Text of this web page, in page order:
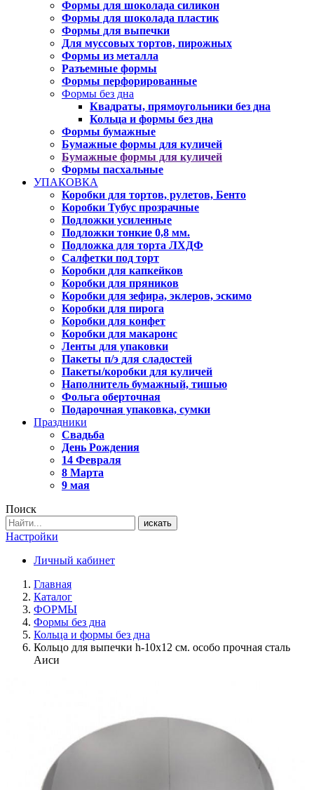
Формы для шоколада силикон
Формы для шоколада пластик
Формы для выпечки
Для муссовых тортов, пирожных
Формы из металла
Разъемные формы
Формы перфорированные
Формы без дна
Квадраты, прямоугольники без дна
Кольца и формы без дна
Формы бумажные
Бумажные формы для куличей
Бумажные формы для куличей
Формы пасхальные
УПАКОВКА
Коробки для тортов, рулетов, Бенто
Коробки Тубус прозрачные
Подложки усиленные
Подложки тонкие 0,8 мм.
Подложка для торта ЛХДФ
Салфетки под торт
Коробки для капкейков
Коробки для пряников
Коробки для зефира, эклеров, эскимо
Коробки для пирога
Коробки для конфет
Коробки для макаронс
Ленты для упаковки
Пакеты п/э для сладостей
Пакеты/коробки для куличей
Наполнитель бумажный, тишью
Фольга оберточная
Подарочная упаковка, сумки
Праздники
Свадьба
День Рождения
14 Февраля
8 Марта
9 мая
Поиск
искать
Настройки
Личный кабинет
Главная
Каталог
ФОРМЫ
Формы без дна
Кольца и формы без дна
Кольцо для выпечки h-10х12 см. особо прочная сталь
Аиси